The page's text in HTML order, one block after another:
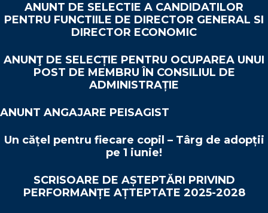
ANUNT DE SELECTIE A CANDIDATILOR
PENTRU FUNCTIILE DE DIRECTOR GENERAL SI
DIRECTOR ECONOMIC
ANUNŢ DE SELECȚIE PENTRU OCUPAREA UNUI
POST DE MEMBRU ÎN CONSILIUL DE
ADMINISTRAȚIE
ANUNT ANGAJARE PEISAGIST
Un cățel pentru fiecare copil – Târg de adopții
pe 1 iunie!
SCRISOARE DE AȘTEPTĂRI PRIVIND
PERFORMANȚE AȚTEPTATE 2025-2028